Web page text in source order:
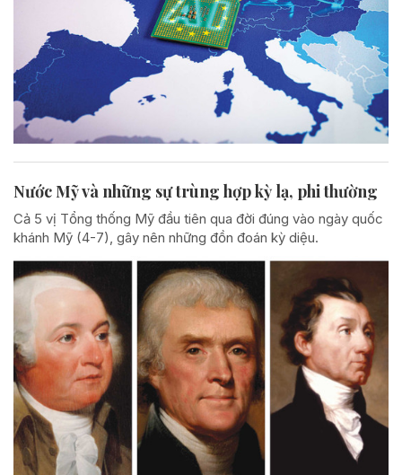
Nước Mỹ và những sự trùng hợp kỳ lạ, phi thường
Cả 5 vị Tổng thống Mỹ đầu tiên qua đời đúng vào ngày quốc
khánh Mỹ (4-7), gây nên những đồn đoán kỳ diệu.